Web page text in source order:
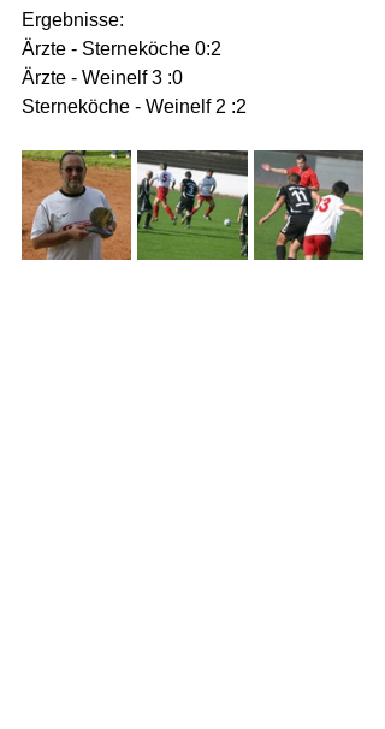
Ergebnisse:
Ärzte - Sterneköche 0:2
Ärzte - Weinelf 3 :0
Sterneköche - Weinelf 2 :2